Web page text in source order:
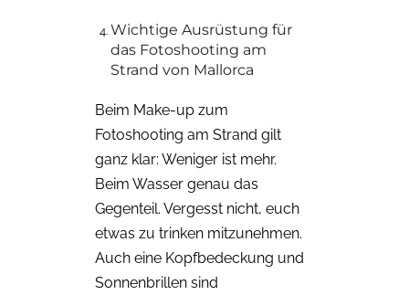
Wichtige Ausrüstung für
das Fotoshooting am
Strand von Mallorca
Beim Make-up zum
Fotoshooting am Strand gilt
ganz klar: Weniger ist mehr.
Beim Wasser genau das
Gegenteil. Vergesst nicht, euch
etwas zu trinken mitzunehmen.
Auch eine Kopfbedeckung und
Sonnenbrillen sind